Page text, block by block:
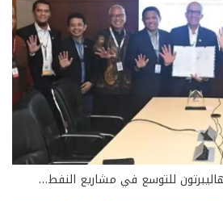
للتوسع في مشاريع النفط…